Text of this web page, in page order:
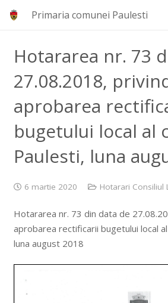
Primaria comunei Paulesti
Hotararea nr. 73
27.08.2018,
aprobarea
bugetului local al
Paulesti, luna
6 martie 2020 Hotarari Consiliul
Hotararea nr. 73 din data de
aprobarea rectificarii bugetului local
luna august 2018